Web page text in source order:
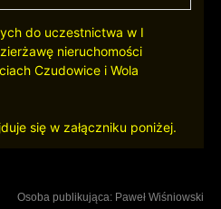
do uczestnictwa w I
nieruchomości
Czudowice i Wola
się w załączniku poniżej.
Osoba publikująca: Paweł Wiśniowski